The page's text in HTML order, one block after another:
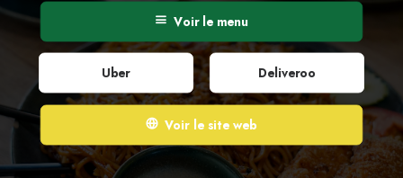
Voir le menu
Uber Deliveroo
Voir le site web